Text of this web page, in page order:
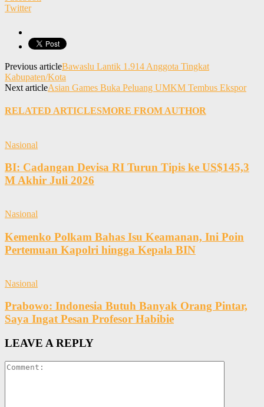
Twitter
Previous articleBawaslu Lantik 1.914 Anggota Tingkat
Kabupaten/Kota
Next articleAsian Games Buka Peluang UMKM Tembus Ekspor
RELATED ARTICLESMORE FROM AUTHOR
Nasional
BI: Cadangan Devisa RI Turun Tipis ke US$145,3
M Akhir Juli 2026
Nasional
Kemenko Polkam Bahas Isu Keamanan, Ini Poin
Pertemuan Kapolri hingga Kepala BIN
Nasional
Prabowo: Indonesia Butuh Banyak Orang Pintar,
Saya Ingat Pesan Profesor Habibie
LEAVE A REPLY